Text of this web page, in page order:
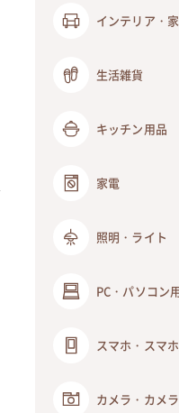
インテリア・
生活雑貨
キッチン用品
家電
照明・ライト
PC・パソコン
スマホ・スマ
カメラ・カメ